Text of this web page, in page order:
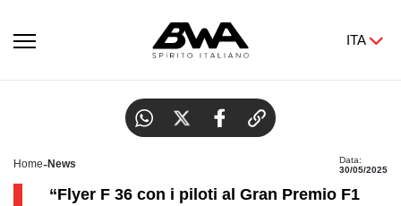
ITA
Home-News
Data:
30/05/2025
“Flyer F 36 con i piloti al Gran Premio F1